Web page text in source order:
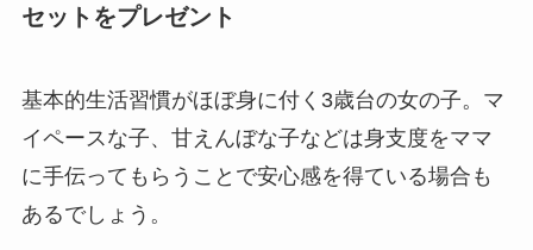
セットをプレゼント
基本的生活習慣がほぼ身に付く3歳台の女の子。マ
イペースな子、甘えんぼな子などは身支度をママ
に手伝ってもらうことで安心感を得ている場合も
あるでしょう。